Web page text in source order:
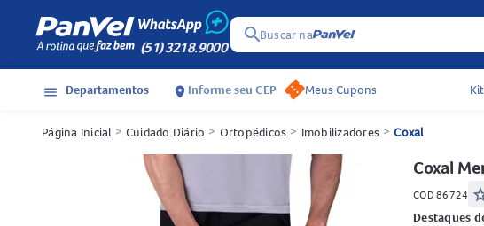
(51) 3218.9000
searchBuscar na
menu Departamentos location_on Informe seu CEP Meus Cupons
Página Inicial > Cuidado Diário > Ortopédicos > Imobilizadores > Coxal
Coxal
COD 86724
Destaques